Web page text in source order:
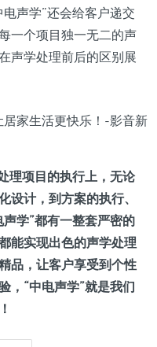
声学”还会给客户递交
一个项目独一无二的声
声学处理前后的区别展
理项目的执行上，无论
设计，到方案的执行、
学”都有一整套严密的
能实现出色的声学处理
品，让客户享受到个性
，“中电声学”就是我们